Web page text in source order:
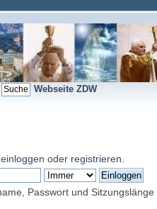
Webseite ZDW
einloggen oder registrieren
Passwort und Sitzungslänge